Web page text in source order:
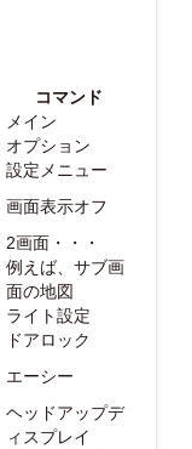
コマンド
メイン
オプション
設定メニュー
画面表示オフ
2画面・・・
例えば、サブ画
面の地図
ライト設定
ドアロック
エーシー
ヘッドアップデ
ィスプレイ